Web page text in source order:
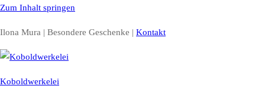
Zum Inhalt springen
Ilona Mura | Besondere Geschenke | Kontakt
Koboldwerkelei